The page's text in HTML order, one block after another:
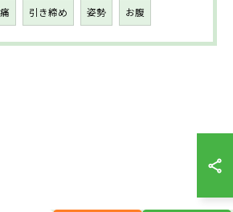
引き締め 姿勢 お腹